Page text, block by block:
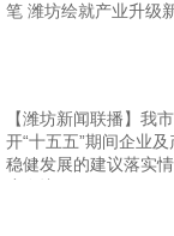
笔 潍坊绘就产业升级
【潍坊新闻联播】我
开“十五五”期间企业及
稳健发展的建议落实